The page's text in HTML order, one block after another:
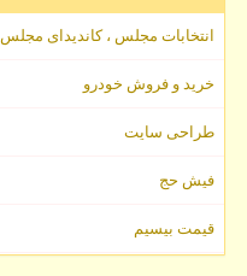
انتخابات مجلس ، کاندیدای مجلس
خرید و فروش خودرو
طراحی سایت
فیش حج
قیمت بیسیم